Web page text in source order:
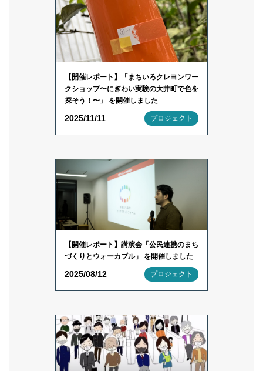
【開催レポート】「まちいろクレヨンワー
クショップ〜にぎわい実験の大井町で色を
探そう！〜」 を開催しました
2025/11/11 プロジェクト
【開催レポート】講演会「公民連携のまち
づくりとウォーカブル」 を開催しました
2025/08/12 プロジェクト